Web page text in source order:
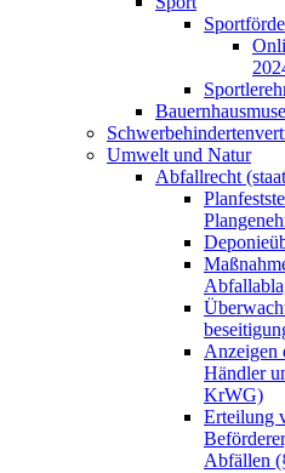
Umwelt und Natur
Abfallrecht
Anzeigen
Händler
KrWG)
Erteilung
Abfällen